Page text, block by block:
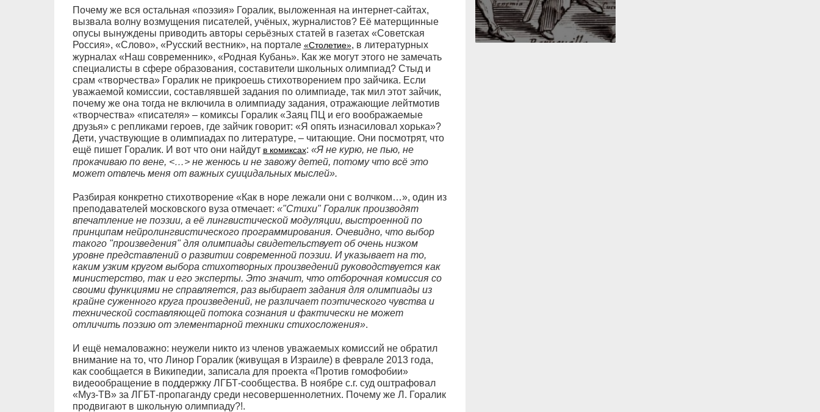
Почему же вся остальная «поэзия» Горалик, выложенная на интернет-сайтах,
вызвала волну возмущения писателей, учёных, журналистов? Её матерщинные
опусы вынуждены приводить авторы серьёзных статей в газетах «Советская
Россия», «Слово», «Русский вестник», на портале «Столетие», в литературных
журналах «Наш современник», «Родная Кубань». Как же могут этого не замечать
специалисты в сфере образования, составители школьных олимпиад? Стыд и
срам «творчества» Горалик не прикроешь стихотворением про зайчика. Если
уважаемой комиссии, составлявшей задания по олимпиаде, так мил этот зайчик,
почему же она тогда не включила в олимпиаду задания, отражающие лейтмотив
«творчества» «писателя» – комиксы Горалик «Заяц ПЦ и его воображаемые
друзья» с репликами героев, где зайчик говорит: «Я опять изнасиловал хорька»?
Дети, участвующие в олимпиадах по литературе, – читающие. Они посмотрят, что
ещё пишет Горалик. И вот что они найдут в комиксах: «Я не курю, не пью, не
прокачиваю по вене, <…> не женюсь и не завожу детей, потому что всё это
может отвлечь меня от важных суицидальных мыслей».
Разбирая конкретно стихотворение «Как в норе лежали они с волчком…», один из
преподавателей московского вуза отмечает: «"Стихи" Горалик производят
впечатление не поэзии, а её лингвистической модуляции, выстроенной по
принципам нейролингвистического программирования. Очевидно, что выбор
такого "произведения" для олимпиады свидетельствует об очень низком
уровне представлений о развитии современной поэзии. И указывает на то,
каким узким кругом выбора стихотворных произведений руководствуется как
министерство, так и его эксперты. Это значит, что отборочная комиссия со
своими функциями не справляется, раз выбирает задания для олимпиады из
крайне суженного круга произведений, не различает поэтического чувства и
технической составляющей потока сознания и фактически не может
отличить поэзию от элементарной техники стихосложения».
И ещё немаловажно: неужели никто из членов уважаемых комиссий не обратил
внимание на то, что Линор Горалик (живущая в Израиле) в феврале 2013 года,
как сообщается в Википедии, записала для проекта «Против гомофобии»
видеообращение в поддержку ЛГБТ-сообщества. В ноябре с.г. суд оштрафовал
«Муз-ТВ» за ЛГБТ-пропаганду среди несовершеннолетних. Почему же Л. Горалик
продвигают в школьную олимпиаду?!.